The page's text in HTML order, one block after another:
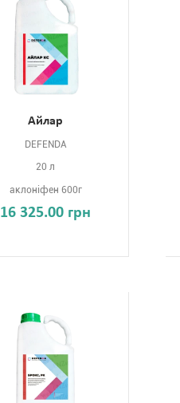
Айлар
DEFENDA
20 л
аклоніфен 600г
16 325.00 грн